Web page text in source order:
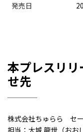
発売日
本プレスリ
せ先
株式会社ちゅらら セ